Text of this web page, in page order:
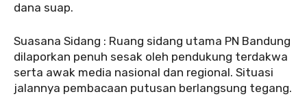
dana suap.
‎Suasana Sidang : Ruang sidang utama PN Bandung
dilaporkan penuh sesak oleh pendukung terdakwa
serta awak media nasional dan regional. Situasi
jalannya pembacaan putusan berlangsung tegang.